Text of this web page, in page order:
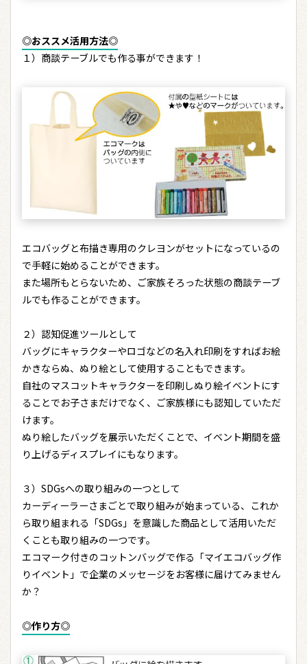
◎おススメ活用方法◎
１）商談テーブルでも作る事ができます！
エコバッグと布描き専用のクレヨンがセットになっているの
で手軽に始めることができます。
また場所もとらないため、ご家族そろった状態の商談テーブ
ルでも作ることができます。
２）認知促進ツールとして
バッグにキャラクターやロゴなどの名入れ印刷をすればお絵
かきならぬ、ぬり絵として使用することもできます。
自社のマスコットキャラクターを印刷しぬり絵イベントにす
ることでお子さまだけでなく、ご家族様にも認知していただ
けます。
ぬり絵したバッグを展示いただくことで、イベント期間を盛
り上げるディスプレイにもなります。
３）SDGsへの取り組みの一つとして
カーディーラーさまごとで取り組みが始まっている、これか
ら取り組まれる「SDGs」を意識した商品として活用いただ
くことも取り組みの一つです。
エコマーク付きのコットンバッグで作る「マイエコバッグ作
りイベント」で企業のメッセージをお客様に届けてみません
か？
◎作り方◎